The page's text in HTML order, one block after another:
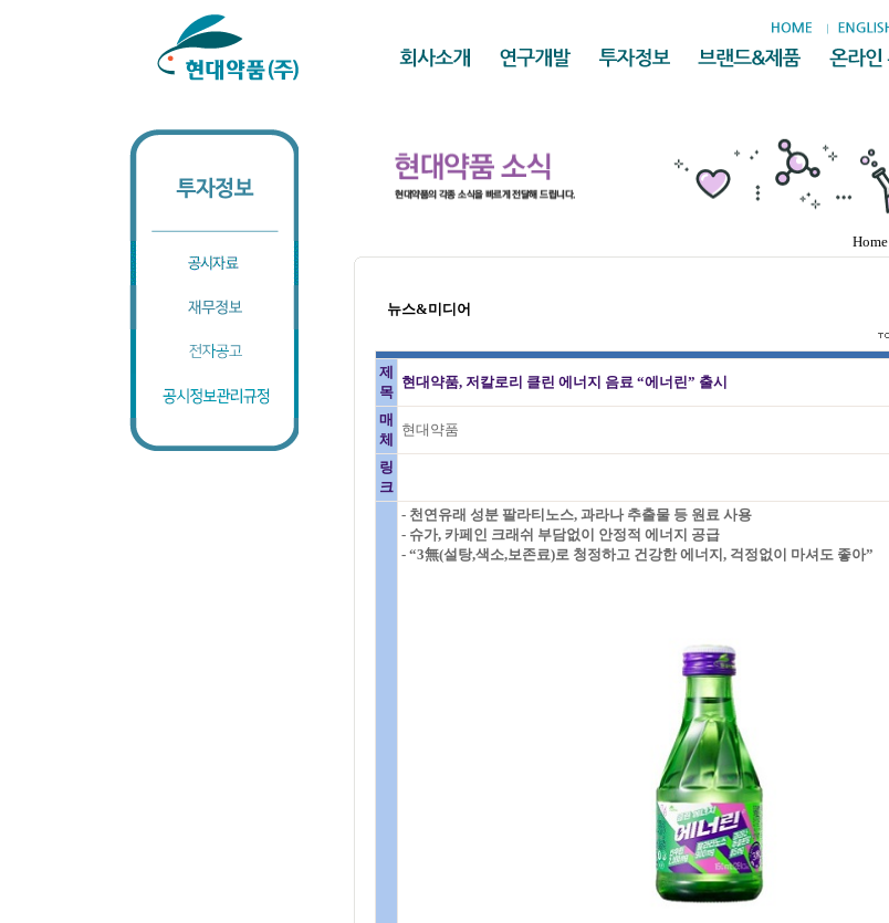
Home
뉴스&미디어
제
목
현대약품, 저칼로리 클린 에너지 음료 “에너린” 출시
매
체
현대약품
링
크
- 천연유래 성분 팔라티노스, 과라나 추출물 등 원료 사용
- 슈가, 카페인 크래쉬 부담없이 안정적 에너지 공급
- “3無(설탕,색소,보존료)로 청정하고 건강한 에너지, 걱정없이 마셔도 좋아”